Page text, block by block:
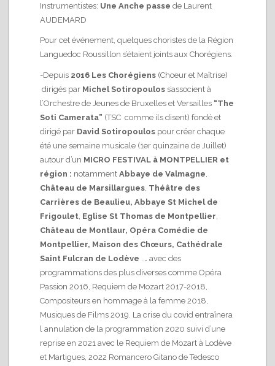
Instrumentistes: Une Anche passe de Laurent
AUDEMARD
Pour cet événement, quelques choristes de la Région
Languedoc Roussillon s’étaient joints aux Chorégiens.
-Depuis 2016 Les Chorégiens (Choeur et Maîtrise)
dirigés par Michel Sotiropoulos s’associent à
l’Orchestre de Jeunes de Bruxelles et Versailles “The
Soti Camerata” (TSC comme ils disent) fondé et
dirigé par David Sotiropoulos pour créer chaque
été une semaine musicale (1er quinzaine de Juillet)
autour d’un MICRO FESTIVAL à MONTPELLIER et
région : notamment Abbaye de Valmagne
Château de Marsillargues Théâtre des
Carrières de Beaulieu, Abbaye St Michel de
Frigoulet Eglise St Thomas de Montpellier
Château de Montlaur, Opéra Comédie de
Montpellier, Maison des Chœurs, Cathédrale
Saint Fulcran de Lodève
. avec des
programmations des plus diverses comme Opéra
Passion 2016, Requiem de Mozart 2017-2018,
Compositeurs en hommage à la femme 2018,
Musiques de Films 2019. La crise du covid entraînera
l annulation de la programmation 2020 suivi d’une
reprise en 2021 avec le Requiem de Mozart à Lodève
et Martigues, 2022 Romancero Gitano de Tedesco